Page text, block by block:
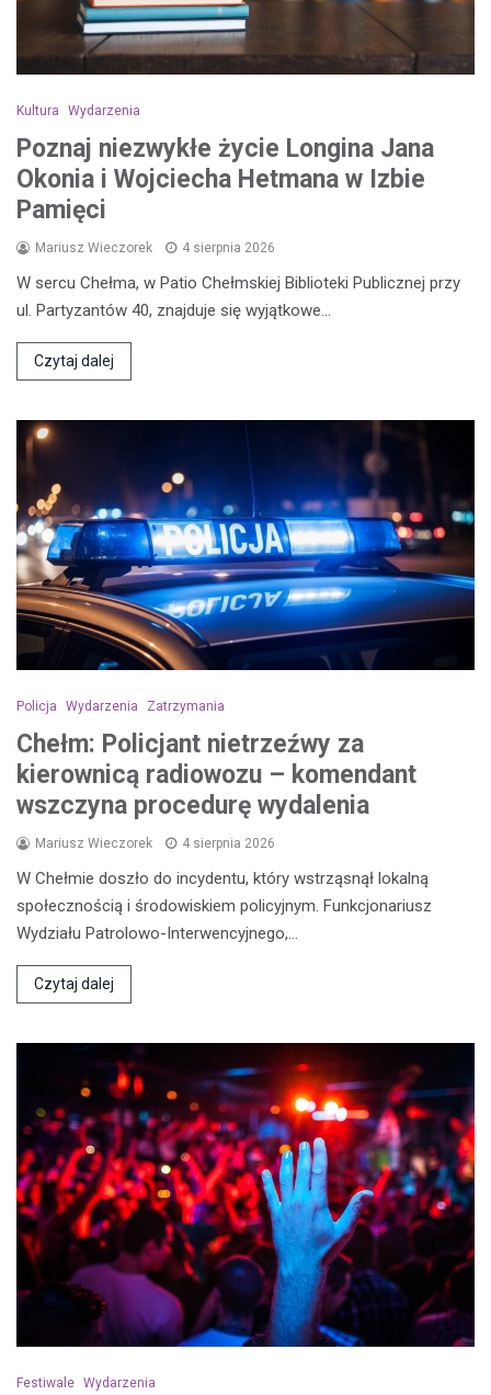
Kultura Wydarzenia
Poznaj niezwykłe życie Longina Jana
Okonia i Wojciecha Hetmana w Izbie
Pamięci
Mariusz Wieczorek 4 sierpnia 2026
W sercu Chełma, w Patio Chełmskiej Biblioteki Publicznej przy
ul. Partyzantów 40, znajduje się wyjątkowe…
Czytaj dalej
Policja Wydarzenia Zatrzymania
Chełm: Policjant nietrzeźwy za
kierownicą radiowozu – komendant
wszczyna procedurę wydalenia
Mariusz Wieczorek 4 sierpnia 2026
W Chełmie doszło do incydentu, który wstrząsnął lokalną
społecznością i środowiskiem policyjnym. Funkcjonariusz
Wydziału Patrolowo-Interwencyjnego,…
Czytaj dalej
Festiwale Wydarzenia